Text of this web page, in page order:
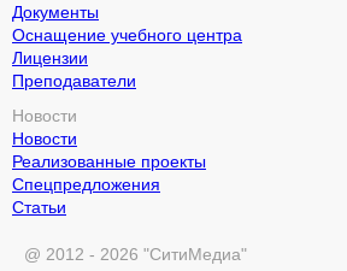
Документы
Оснащение учебного центра
Лицензии
Преподаватели
Новости
Новости
Реализованные проекты
Спецпредложения
Статьи
@ 2012 - 2026 "СитиМедиа"